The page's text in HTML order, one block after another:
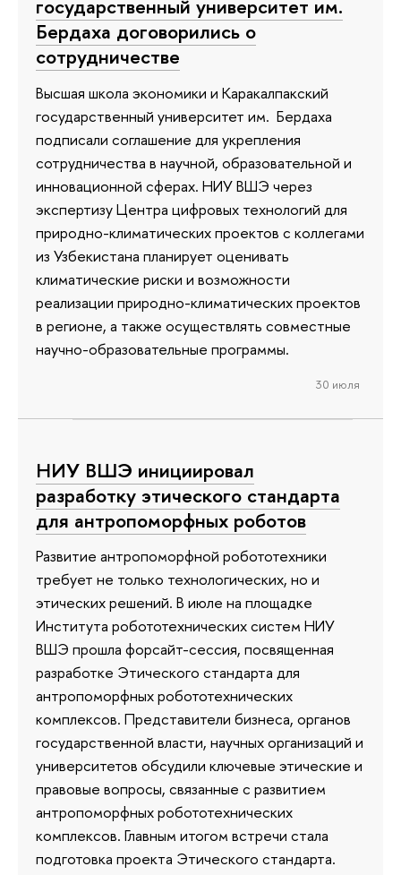
государственный университет им.
Бердаха договорились о
сотрудничестве
Высшая школа экономики и Каракалпакский
государственный университет им. Бердаха
подписали соглашение для укрепления
сотрудничества в научной, образовательной и
инновационной сферах. НИУ ВШЭ через
экспертизу Центра цифровых технологий для
природно-климатических проектов с коллегами
из Узбекистана планирует оценивать
климатические риски и возможности
реализации природно-климатических проектов
в регионе, а также осуществлять совместные
научно-образовательные программы.
30 июля
НИУ ВШЭ инициировал
разработку этического стандарта
для антропоморфных роботов
Развитие антропоморфной робототехники
требует не только технологических, но и
этических решений. В июле на площадке
Института робототехнических систем НИУ
ВШЭ прошла форсайт-сессия, посвященная
разработке Этического стандарта для
антропоморфных робототехнических
комплексов. Представители бизнеса, органов
государственной власти, научных организаций и
университетов обсудили ключевые этические и
правовые вопросы, связанные с развитием
антропоморфных робототехнических
комплексов. Главным итогом встречи стала
подготовка проекта Этического стандарта.